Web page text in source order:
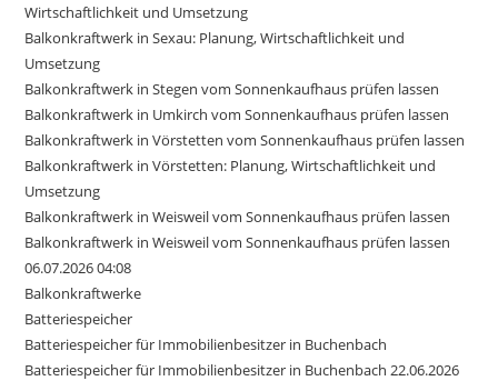
Wirtschaftlichkeit und Umsetzung
Balkonkraftwerk in Sexau: Planung, Wirtschaftlichkeit und
Umsetzung
Balkonkraftwerk in Stegen vom Sonnenkaufhaus prüfen lassen
Balkonkraftwerk in Umkirch vom Sonnenkaufhaus prüfen lassen
Balkonkraftwerk in Vörstetten vom Sonnenkaufhaus prüfen lassen
Balkonkraftwerk in Vörstetten: Planung, Wirtschaftlichkeit und
Umsetzung
Balkonkraftwerk in Weisweil vom Sonnenkaufhaus prüfen lassen
Balkonkraftwerk in Weisweil vom Sonnenkaufhaus prüfen lassen
06.07.2026 04:08
Balkonkraftwerke
Batteriespeicher
Batteriespeicher für Immobilienbesitzer in Buchenbach
Batteriespeicher für Immobilienbesitzer in Buchenbach 22.06.2026